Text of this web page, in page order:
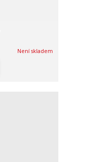
Není skladem